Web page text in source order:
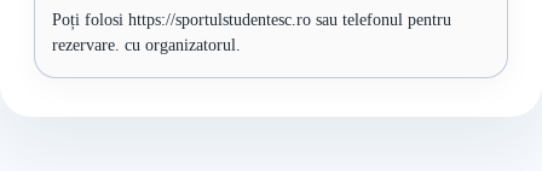
Poți folosi https://sportulstudentesc.ro sau telefonul pentru
rezervare. cu organizatorul.